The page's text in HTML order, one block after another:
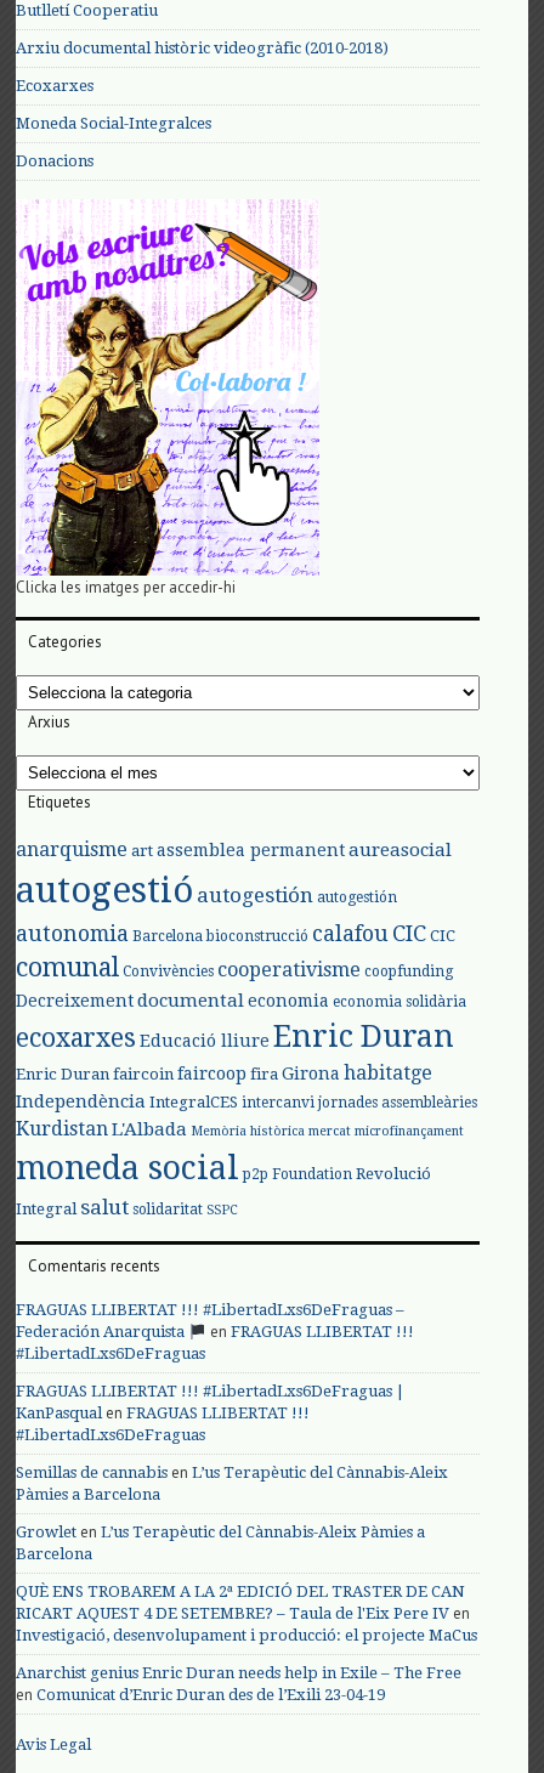
Butlletí Cooperatiu
Arxiu documental històric videogràfic (2010-2018)
Ecoxarxes
Moneda Social-Integralces
Donacions
Clicka les imatges per accedir-hi
Categories
Categories
Arxius
Arxius
Etiquetes
anarquisme art assemblea permanent aureasocial
autogestió autogestión autogestión
autonomia Barcelona bioconstrucció calafouCIC CIC
comunal Convivències cooperativisme coopfunding
Decreixement documental economia economia solidària
ecoxarxes Educació lliure Enric Duran
Enric Duran faircoin faircoop fira Girona habitatge
Independència IntegralCES intercanvi jornades assembleàries
KurdistanL'Albada Memòria històrica mercat microfinançament
moneda social p2p Foundation Revolució
Integral salut solidaritat SSPC
Comentaris recents
FRAGUAS LLIBERTAT !!! #LibertadLxs6DeFraguas –
Federación Anarquista
enFRAGUAS LLIBERTAT !!!
#LibertadLxs6DeFraguas
FRAGUAS LLIBERTAT !!! #LibertadLxs6DeFraguas |
KanPasqualenFRAGUAS LLIBERTAT !!!
#LibertadLxs6DeFraguas
Semillas de cannabis enL’us Terapèutic del Cànnabis-Aleix
Pàmies a Barcelona
Growlet enL’us Terapèutic del Cànnabis-Aleix Pàmies a
Barcelona
QUÈ ENS TROBAREM A LA 2ª EDICIÓ DEL TRASTER DE CAN
RICART AQUEST 4 DE SETEMBRE? – Taula de l'Eix Pere IV en
Investigació, desenvolupament i producció: el projecte MaCus
Anarchist genius Enric Duran needs help in Exile – The Free
enComunicat d’Enric Duran des de l’Exili 23-04-19
Avis Legal